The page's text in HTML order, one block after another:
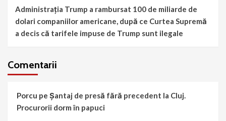
Administrația Trump a rambursat 100 de miliarde de
dolari companiilor americane, după ce Curtea Supremă
a decis că tarifele impuse de Trump sunt ilegale
Comentarii
Porcu pe Șantaj de presă fără precedent la Cluj.
Procurorii dorm în papuci